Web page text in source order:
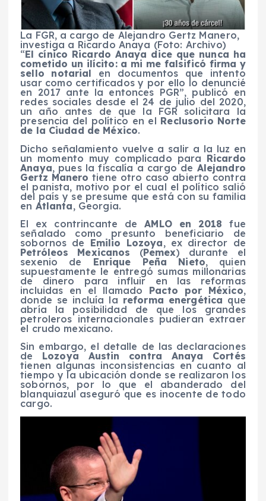
La FGR, a cargo de Alejandro Gertz Manero,
investiga a Ricardo Anaya (Foto: Archivo)
“El cínico Ricardo Anaya dice que nunca ha
cometido un ilícito: a mi me falsificó firma y
sello notarial en documentos que intento
usar como certificados y por ello lo denuncié
en 2017 ante la entonces PGR”, publicó en
redes sociales desde el 24 de julio del 2020,
un año antes de que la FGR solicitara la
presencia del político en el Reclusorio Norte
de la Ciudad de México.
Dicho señalamiento vuelve a salir a la luz en
un momento muy complicado para Ricardo
Anaya, pues la fiscalía a cargo de Alejandro
Gertz Manerotiene otro caso abierto contra
el panista, motivo por el cual el político salió
del país y se presume que está con su familia
en Atlanta, Georgia.
El ex contrincante deAMLO en 2018 fue
señalado como presunto beneficiario de
sobornos de Emilio Lozoya, ex director de
Petróleos Mexicanos (Pemex) durante el
sexenio de Enrique Peña Nieto, quien
supuestamente le entregó sumas millonarias
de dinero para influir en las reformas
incluidas en el llamado Pacto por México,
donde se incluía la reforma energética que
abría la posibilidad de que los grandes
petroleros internacionales pudieran extraer
el crudo mexicano.
Sin embargo, el detalle de las declaraciones
de Lozoya Austin contra Anaya Cortés
tienen algunas inconsistencias en cuanto al
tiempo y la ubicación donde se realizaron los
sobornos, por lo que el abanderado del
blanquiazul aseguró que es inocente de todo
cargo.